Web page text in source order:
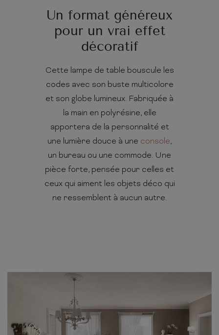
Un format généreux
pour un vrai effet
décoratif
Cette lampe de table bouscule les
codes avec son buste multicolore
et son globe lumineux. Fabriquée à
la main en polyrésine, elle
apportera de la personnalité et
une lumière douce à une console,
un bureau ou une commode. Une
pièce forte, pensée pour celles et
ceux qui aiment les objets déco qui
ne ressemblent à aucun autre.